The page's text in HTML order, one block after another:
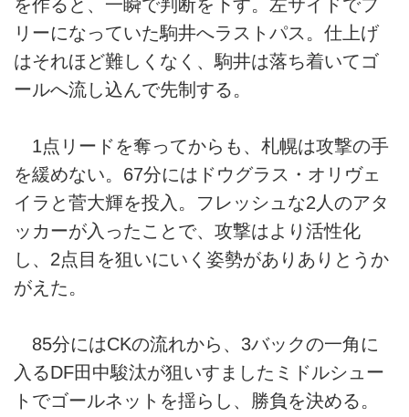
を作ると、一瞬で判断を下す。左サイドでフ
リーになっていた駒井へラストパス。仕上げ
はそれほど難しくなく、駒井は落ち着いてゴ
ールへ流し込んで先制する。
1点リードを奪ってからも、札幌は攻撃の手
を緩めない。67分にはドウグラス・オリヴェ
イラと菅大輝を投入。フレッシュな2人のアタ
ッカーが入ったことで、攻撃はより活性化
し、2点目を狙いにいく姿勢がありありとうか
がえた。
85分にはCKの流れから、3バックの一角に
入るDF田中駿汰が狙いすましたミドルシュー
トでゴールネットを揺らし、勝負を決める。